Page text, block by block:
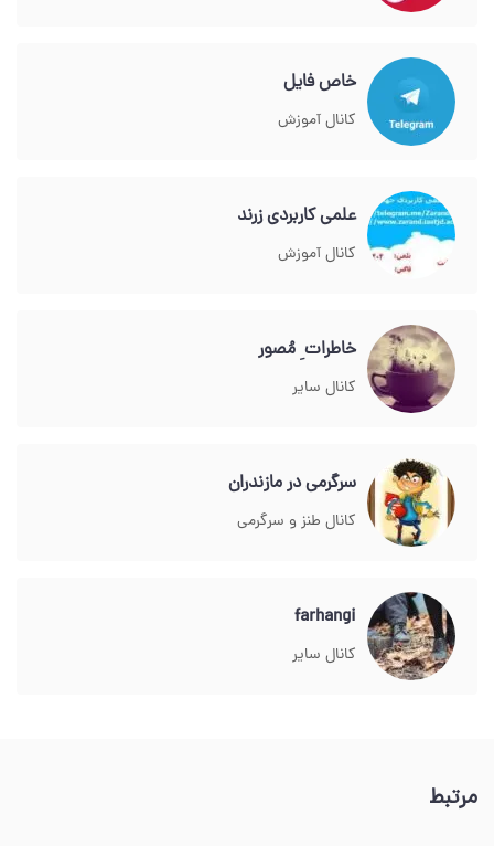
خاص فایل
کانال آموزش
علمی کاربردی زرند
کانال آموزش
خاطرات ِ مُصور
کانال سایر
سرگرمی در مازندران
کانال طنز و سرگرمی
farhangi
کانال سایر
مرتبط